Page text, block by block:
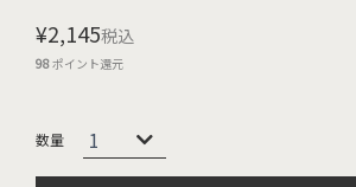
¥2,145税込
98ポイント還元